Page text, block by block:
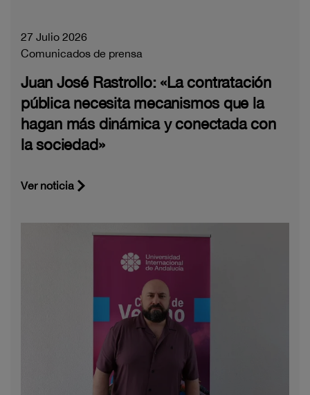
27 Julio 2026
Comunicados de prensa
Juan José Rastrollo: «La contratación
pública necesita mecanismos que la
hagan más dinámica y conectada con
la sociedad»
Ver noticia